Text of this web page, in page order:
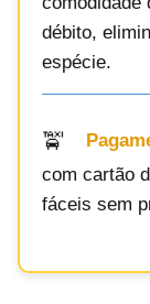
débito,
espécie.
com cartão
fáceis sem